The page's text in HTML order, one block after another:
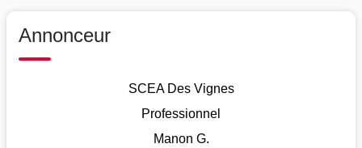
Annonceur
SCEA Des Vignes
Professionnel
Manon G.